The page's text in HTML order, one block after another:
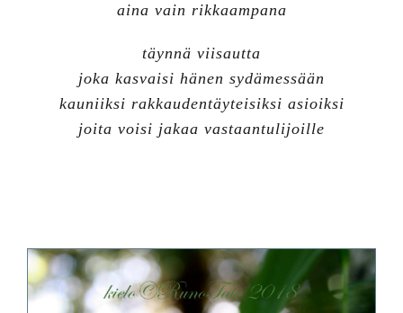
aina vain rikkaampana
täynnä viisautta
joka kasvaisi hänen sydämessään
kauniiksi rakkaudentäyteisiksi asioiksi
joita voisi jakaa vastaantulijoille